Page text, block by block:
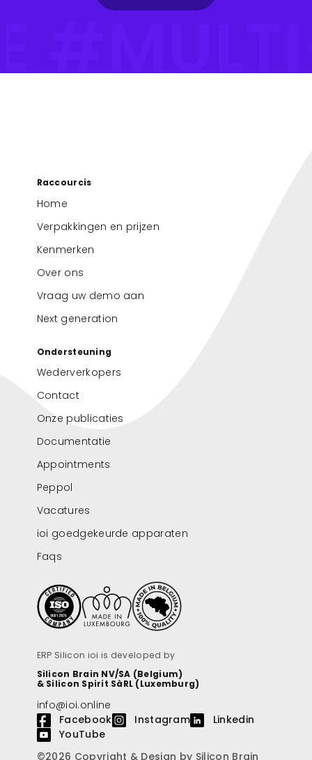
Raccourcis
Home
Verpakkingen en prijzen
Kenmerken
Over ons
Vraag uw demo aan
Next generation
Ondersteuning
Wederverkopers
Contact
Onze publicaties
Documentatie
Appointments
Peppol
Vacatures
ioi goedgekeurde apparaten
Faqs
ERP Silicon ioi is developed by
Silicon Brain NV/SA (Belgium)
& Silicon Spirit SàRL (Luxemburg)
info@ioi.online
Facebook
Instagram
Linkedin
YouTube
©2026 Copyright & Design by Silicon Brain